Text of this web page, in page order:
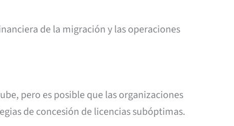
de la migración y las operaciones
pero es posible que las organizaciones
de concesión de licencias subóptimas.